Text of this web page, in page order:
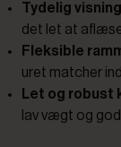
Tydelig
det let at aflæse
Fleksible
uret matcher
Let og robust
lav vægt og